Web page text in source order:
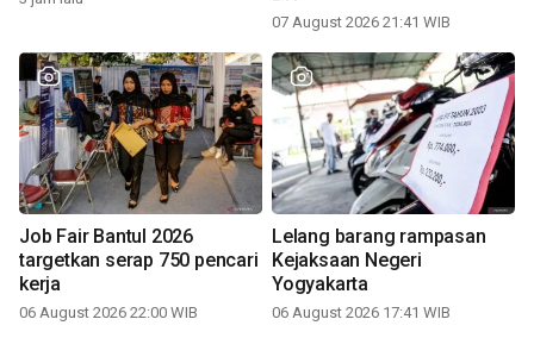
07 August 2026 21:41 WIB
Job Fair Bantul 2026
targetkan serap 750 pencari
kerja
06 August 2026 22:00 WIB
Lelang barang rampasan
Kejaksaan Negeri
Yogyakarta
06 August 2026 17:41 WIB